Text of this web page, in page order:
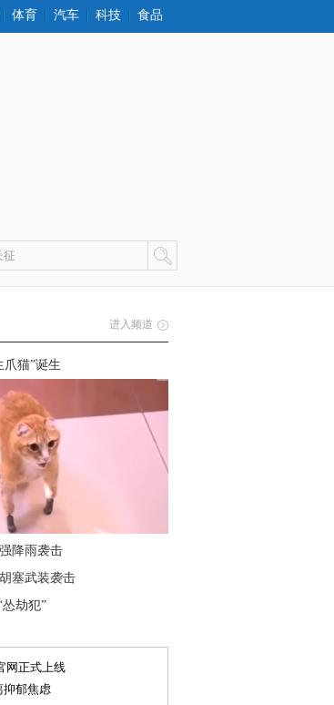
体育 汽车 科技 食品